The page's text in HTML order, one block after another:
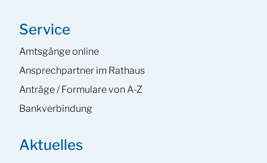
Service
Amtsgänge online
Ansprech­partner im Rathaus
Anträge / Formulare von A-Z
Bankverbindung
Aktuelles